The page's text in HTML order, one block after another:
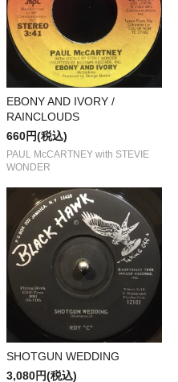
EBONY AND IVORY /
RAINCLOUDS
660円(税込)
PAUL McCARTNEY with STEVIE
WONDER
SHOTGUN WEDDING
3,080円(税込)